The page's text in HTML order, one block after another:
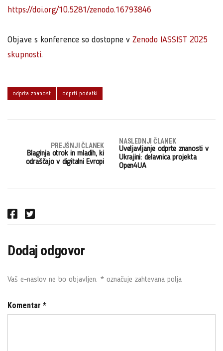
https://doi.org/10.5281/zenodo.16793846
Objave s konference so dostopne v Zenodo IASSIST 2025
skupnosti.
odprta znanost odprti podatki
PREJŠNJI ČLANEK
Blaginja otrok in mladih, ki
odraščajo v digitalni Evropi
NASLEDNJI ČLANEK
Uveljavljanje odprte znanosti v
Ukrajini: delavnica projekta
Open4UA
F
e
o
T
t
Dodaj odgovor
Vaš e-naslov ne bo objavljen. * označuje zahtevana polja
Komentar *